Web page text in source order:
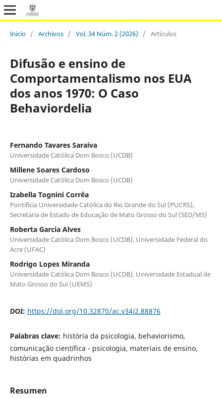
Inicio / Archivos / Vol. 34 Núm. 2 (2026) / Artículos
Difusão e ensino de
Comportamentalismo nos EUA
dos anos 1970: O Caso
Behaviordelia
Fernando Tavares Saraiva
Universidade Católica Dom Bosco (UCDB)
Millene Soares Cardoso
Universidade Católica Dom Bosco (UCDB)
Izabella Tognini Corrêa
Pontifícia Universidade Católica do Rio Grande do Sul (PUCRS),
Secretaria de Estado de Educação de Mato Grosso do Sul (SED/MS)
Roberta Garcia Alves
Universidade Católica Dom Bosco (UCDB), Universidade Federal do
Acre (UFAC)
Rodrigo Lopes Miranda
Universidade Católica Dom Bosco (UCDB), Universidade Estadual de
Mato Grosso do Sul (UEMS)
DOI: https://doi.org/10.32870/ac.v34i2.88876
Palabras clave: história da psicologia, behaviorismo,
comunicação científica - psicologia, materiais de ensino,
histórias em quadrinhos
Resumen